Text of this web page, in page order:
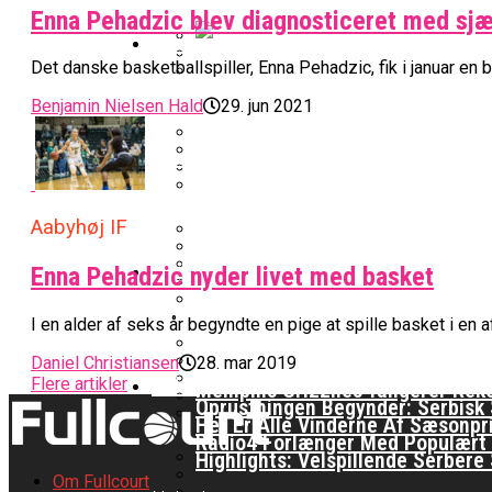
Nu Står Det Klart: Den Dag
Officielt: Bakken Skal Spille
Miami Heat Smider
All-Star Guard Nærmer Sig
Memphis Grizzlies Tangerer
EuroLeague
Danskerne Imponerede Torsdag
Sølv Til Tobias Jensen: Bayern
Oprustningen Begynder:
Kvindebasketligaen
Efter ‘The Double’:
Her Er Alle Vinderne Af
Podcast
Radio4 Forlænger Med Populært
Video
Highlights: Velspillende Serbere
Enna Pehadzic blev diagnosticeret med
Det danske basketballspiller, Enna Pehadzic, fik i januar en
Benjamin Nielsen Hald
29. jun 2021
Aabyhøj IF
Enna Pehadzic nyder livet med basket
I en alder af seks år begyndte en pige at spille basket i en
Daniel Christiansen
28. mar 2019
Flere artikler
Om Fullcourt